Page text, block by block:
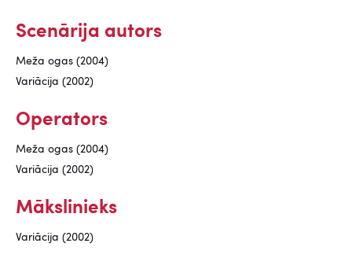
Scenārija autors
Meža ogas (2004)
Variācija (2002)
Operators
Meža ogas (2004)
Variācija (2002)
Mākslinieks
Variācija (2002)